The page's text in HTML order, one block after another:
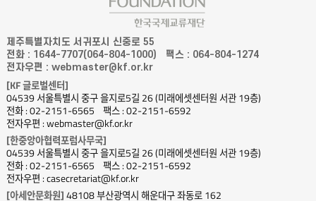
제주특별자치도 서귀포시 신중로 55
전화 : 1644-7707(064-804-1000)
팩스 : 064-804-1274
전자우편 : webmaster@kf.or.kr
[KF 글로벌센터]
04539 서울특별시 중구 을지로5길 26 (미래에셋센터원 서관 19층)
전화 : 02-2151-6565
팩스 : 02-2151-6592
전자우편 : webmaster@kf.or.kr
[한중앙아협력포럼사무국]
04539 서울특별시 중구 을지로5길 26 (미래에셋센터원 서관 19층)
전화 : 02-2151-6565
팩스 : 02-2151-6592
전자우편 : casecretariat@kf.or.kr
[아세안문화원] 48108 부산광역시 해운대구 좌동로 162